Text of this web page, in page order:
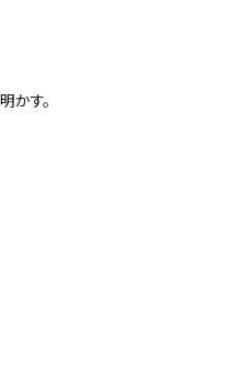
かす。